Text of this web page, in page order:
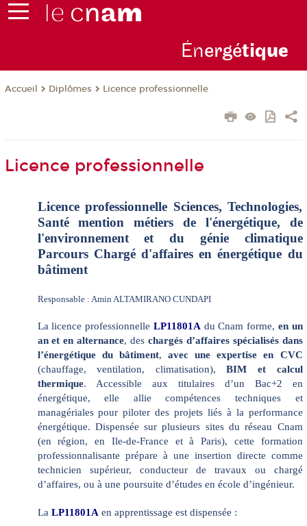
Énergétique
Accueil Diplômes Licence professionnelle
Licence professionnelle
Licence professionnelle Sciences, Technologies,
Santé mention métiers de l'énergétique, de
l'environnement et du génie climatique
Parcours Chargé d'affaires en énergétique du
bâtiment
Responsable : Amin ALTAMIRANO CUNDAPI
La licence professionnelle LP11801Adu Cnam forme, en un
an et en alternance, des chargés d’affaires spécialisés dans
l’énergétique du bâtiment, avec une expertise en CVC
(chauffage, ventilation, climatisation),BIM et calcul
thermique. Accessible aux titulaires d’un Bac+2 en
énergétique, elle allie compétences techniques et
managériales pour piloter des projets liés à la performance
énergétique. Dispensée sur plusieurs sites du réseau Cnam
(en région, en Ile-de-France et à Paris), cette formation
professionnalisante prépare à une insertion directe comme
technicien supérieur, conducteur de travaux ou chargé
d’affaires, ou à une poursuite d’études en école d’ingénieur.
La LP11801A en apprentissage est dispensée :